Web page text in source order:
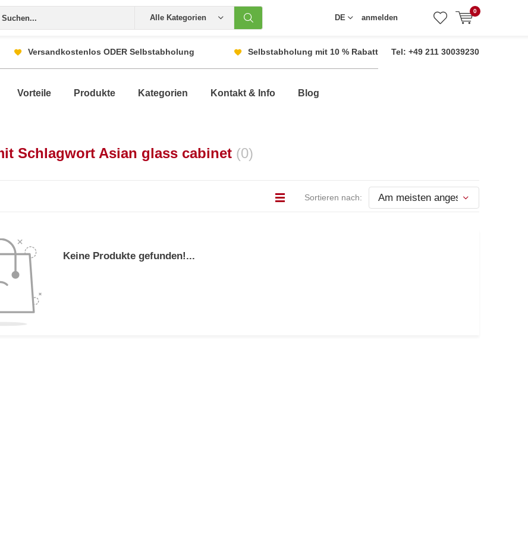
Alle Kategorien DE anmelden
0
Versandkostenlos ODER Selbstabholung Selbstabholung mit 10 % Rabatt Tel: +49 211 30039230
Vorteile Produkte Kategorien Kontakt & Info Blog
Schlagwort Asian glass cabinet (0)
Sortieren nach:
Keine Produkte gefunden!...